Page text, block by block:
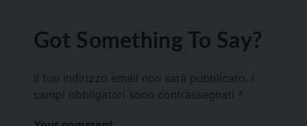
Got Something To Say?
Il tuo indirizzo email non sarà pubblicato.
campi obbligatori sono contrassegnati *